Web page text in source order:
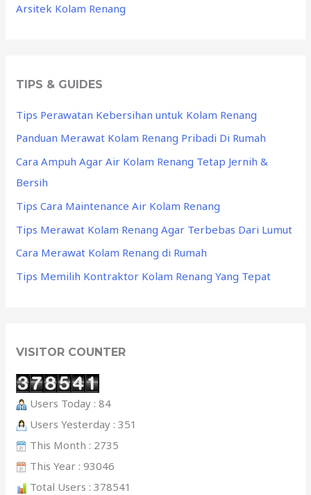
Arsitek Kolam Renang
TIPS & GUIDES
Tips Perawatan Kebersihan untuk Kolam Renang
Panduan Merawat Kolam Renang Pribadi Di Rumah
Cara Ampuh Agar Air Kolam Renang Tetap Jernih &
Bersih
Tips Cara Maintenance Air Kolam Renang
Tips Merawat Kolam Renang Agar Terbebas Dari Lumut
Cara Merawat Kolam Renang di Rumah
Tips Memilih Kontraktor Kolam Renang Yang Tepat
VISITOR COUNTER
Users Today : 84
Users Yesterday : 351
This Month : 2735
This Year : 93046
Total Users : 378541